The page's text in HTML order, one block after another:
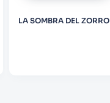
LA SOMBRA DEL ZORRO